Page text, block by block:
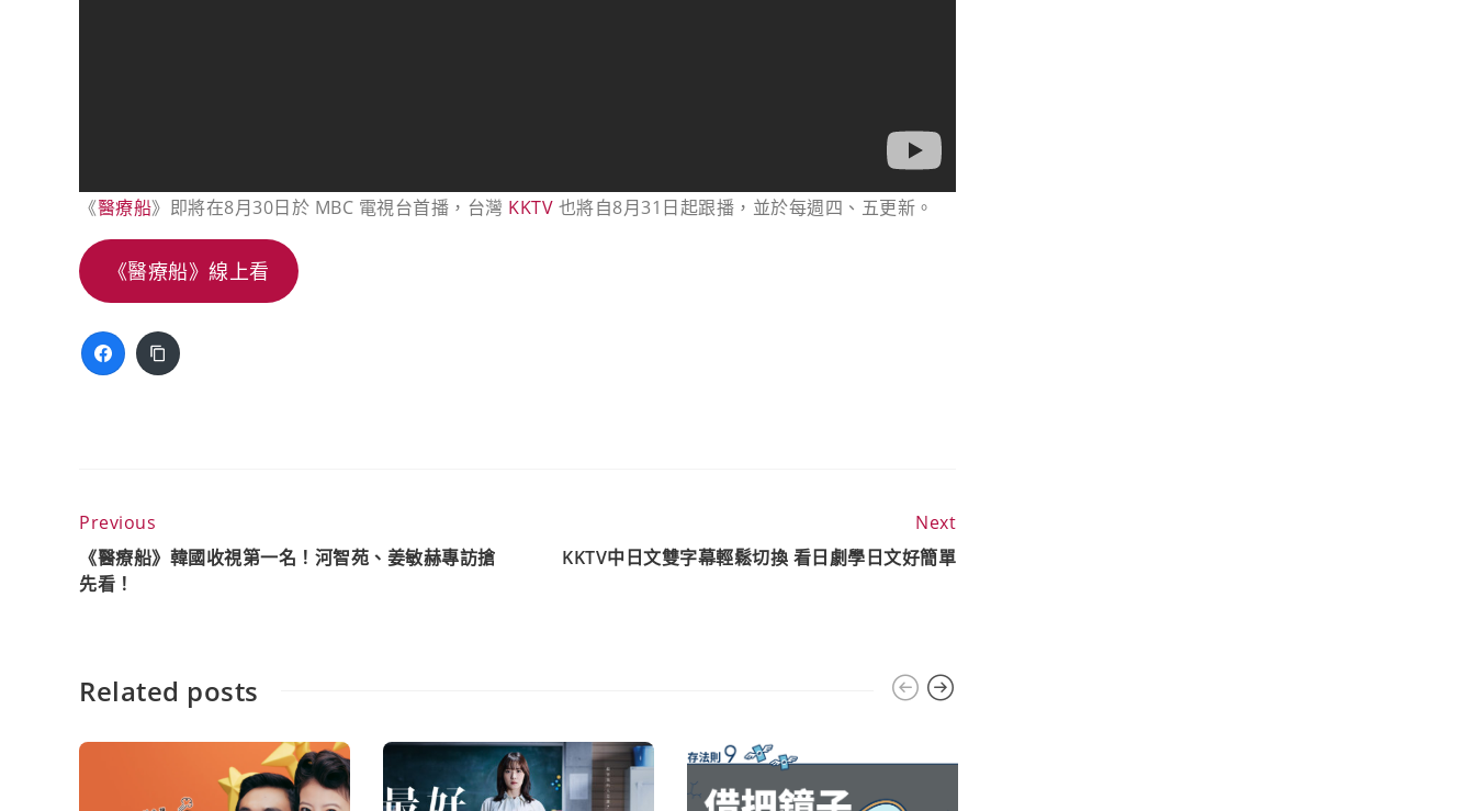
《醫療船》即將在8月30日於 MBC 電視台首播，台灣 KKTV 也將自8月31日起跟播，並於每週四、五更新。
《醫療船》線上看
Previous
《醫療船》韓國收視第一名！河智苑、姜敏赫專訪搶
先看！
Next
KKTV中日文雙字幕輕鬆切換 看日劇學日文好簡單
Related posts